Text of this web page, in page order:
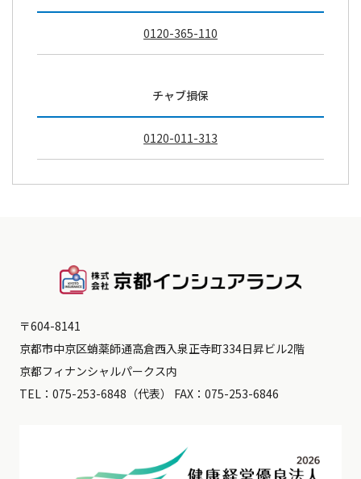
0120-365-110
チャブ損保
0120-011-313
〒604-8141
京都市中京区蛸薬師通高倉西入泉正寺町334日昇ビル2階
京都フィナンシャルパークス内
TEL： 075-253-6848 （代表） FAX：075-253-6846